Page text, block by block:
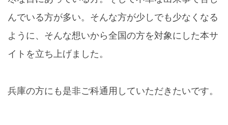
んでいる方が多い。そんな方が少しでも少なくなる
ように、そんな想いから全国の方を対象にした本サ
イトを立ち上げました。
兵庫の方にも是非ご科通用していただきたいです。